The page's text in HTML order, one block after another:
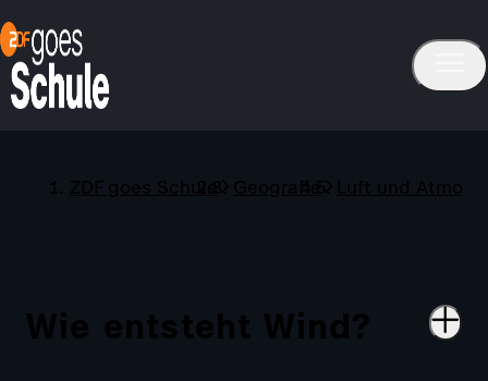
ZDF goes Schule Geografie Luft und
Wie entsteht Wind?